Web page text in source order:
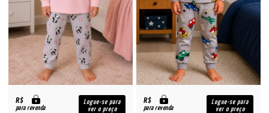
R$
para revenda
Logue-se para
ver o preço
R$
para revenda
Logue-se para
ver o preço